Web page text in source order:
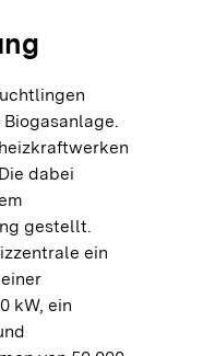
dabei
gestellt.
ein
kW, ein